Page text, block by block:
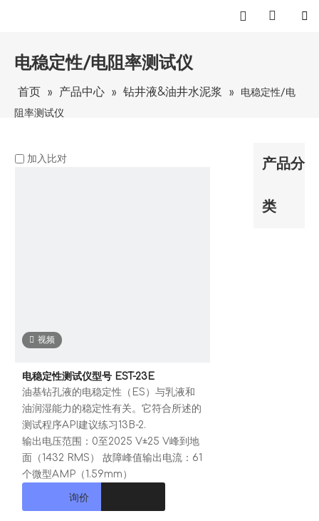
电稳定性/电阻率测试仪
首页 » 产品中心 » 钻井液&油井水泥浆 »
电稳定性/电
阻率测试仪
加入比对
视频
电稳定性测试仪型号 EST-23E
油基钻孔液的电稳定性（ES）与乳液和
油润湿能力的稳定性有关。它符合所述的
测试程序API建议练习13B-2.
输出电压范围：0至2025 V±25 V峰到地
面（1432 RMS） 故障峰值输出电流：61
个微型AMP（1.59mm）
询价
产品分
类